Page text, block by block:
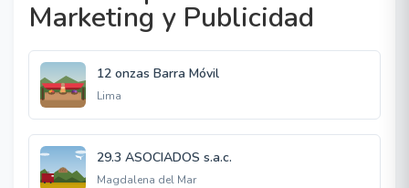
Marketing y Publicidad
12 onzas Barra Móvil
Lima
29.3 ASOCIADOS s.a.c.
Magdalena del Mar